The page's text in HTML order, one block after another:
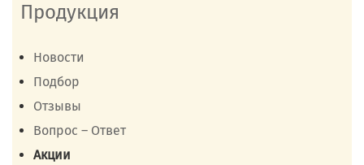
Продукция
Новости
Подбор
Отзывы
Вопрос – Ответ
Акции